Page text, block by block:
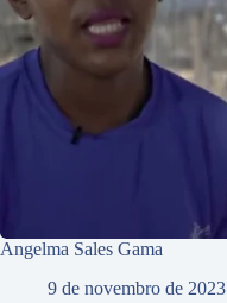
Angelma Sales Gama
9 de novembro de 2023